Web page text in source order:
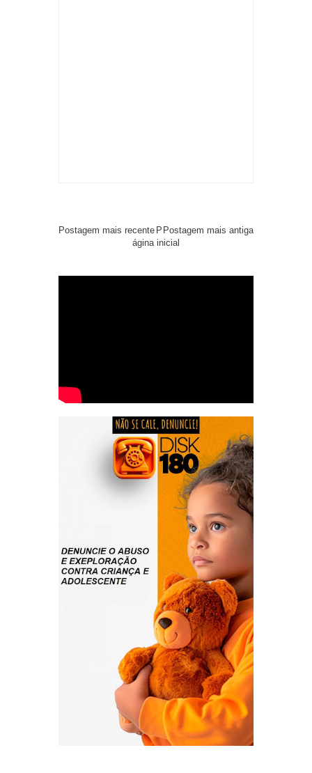
Postagem mais recente Postagem mais antiga
P
ágina inicial